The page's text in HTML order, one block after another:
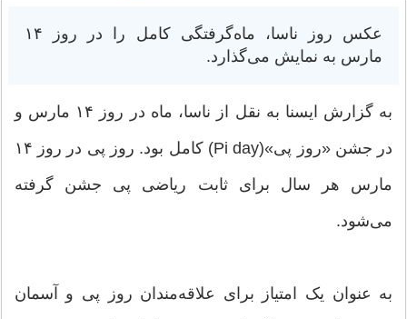
عکس روز ناسا، ماه‌گرفتگی کامل را در روز ۱۴
مارس به نمایش می‌گذارد.
به گزارش ایسنا به نقل از ناسا، ماه در روز ۱۴ مارس و
در جشن «روز پی»(Pi day) کامل بود. روز پی در روز ۱۴
مارس هر سال برای ثابت ریاضی پی جشن گرفته
می‌شود.
به عنوان یک امتیاز برای علاقه‌مندان روز پی و آسمان